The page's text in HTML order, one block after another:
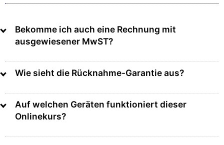
Bekomme ich auch eine Rechnung mit
ausgewiesener MwST?
Wie sieht die Rücknahme-Garantie aus?
Auf welchen Geräten funktioniert dieser
Onlinekurs?